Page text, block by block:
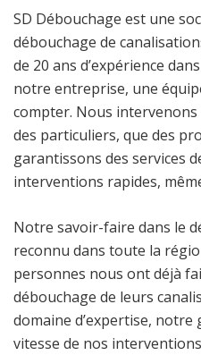
SD Débouchage est une
débouchage de
de 20 ans d’expérience
notre entreprise, une
compter. Nous
des particuliers, que des
garantissons des services
interventions rapides,
Notre savoir-faire dans le
reconnu dans toute la
personnes nous ont déjà
débouchage de leurs
domaine d’expertise,
vitesse de nos